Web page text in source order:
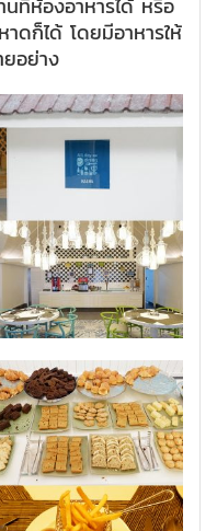
นที่ห้องอาหารได้ หรือ
ดก็ได้ โดยมีอาหารให้
อย่าง